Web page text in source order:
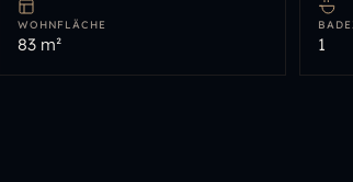
WOHNFLÄCHE
83 m² 1